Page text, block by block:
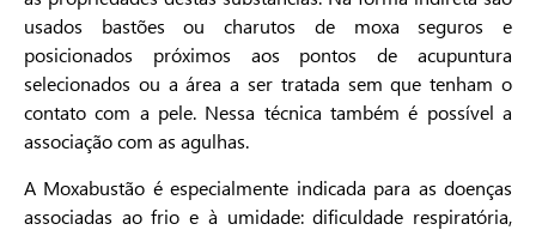
usados bastões ou charutos de moxa seguros e
posicionados próximos aos pontos de acupuntura
selecionados ou a área a ser tratada sem que tenham o
contato com a pele. Nessa técnica também é possível a
associação com as agulhas.
A Moxabustão é especialmente indicada para as doenças
associadas ao frio e à umidade: dificuldade respiratória,